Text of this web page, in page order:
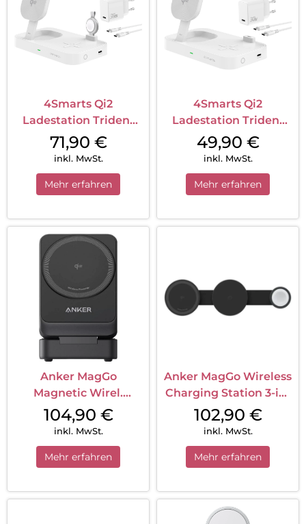
4Smarts Qi2
Ladestation Trident
mit MFi Fast Charger
für Apple Watch Weiß
71,90 €
inkl. MwSt.
Mehr erfahren
4Smarts Qi2
Ladestation Trident
Weiß
49,90 €
inkl. MwSt.
Mehr erfahren
Anker MagGo
Magnetic Wirel.
Charg.15 W Fold.3-in-1
m.Charg.Bundle EU
104,90 €
inkl. MwSt.
Mehr erfahren
Anker MagGo Wireless
Charging Station 3-in-
1 Foldable Pad
Schwarz
102,90 €
inkl. MwSt.
Mehr erfahren